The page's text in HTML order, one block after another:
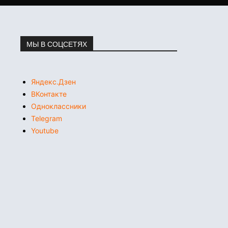
МЫ В СОЦСЕТЯХ
Яндекс.Дзен
ВКонтакте
Одноклассники
Telegram
Youtube